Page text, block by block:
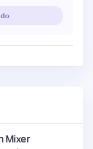
Mixer